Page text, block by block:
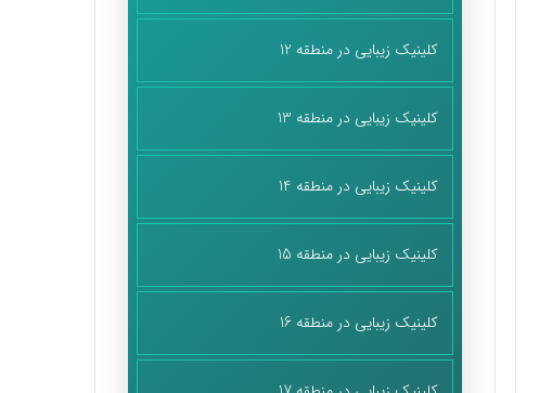
کلینیک زیبایی در منطقه 12
کلینیک زیبایی در منطقه 13
کلینیک زیبایی در منطقه 14
کلینیک زیبایی در منطقه 15
کلینیک زیبایی در منطقه 16